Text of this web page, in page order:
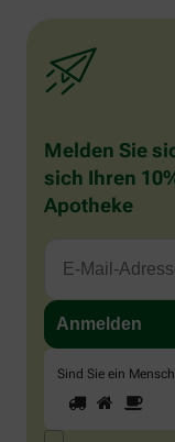
Melden Sie
sich Ihren
Apotheke
Sind Sie ein
Sie
ein
1 2